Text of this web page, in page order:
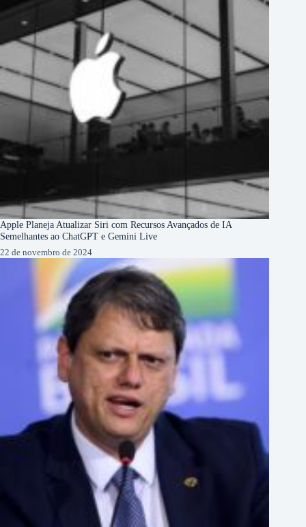
Apple Planeja Atualizar Siri com Recursos Avançados de IA
Semelhantes ao ChatGPT e Gemini Live
22 de novembro de 2024